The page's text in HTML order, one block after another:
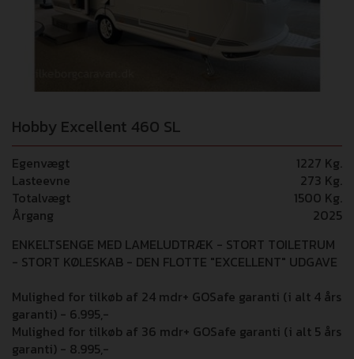
Hobby Excellent 460 SL
Egenvægt
1227 Kg.
Lasteevne
273 Kg.
Totalvægt
1500 Kg.
Årgang
2025
ENKELTSENGE MED LAMELUDTRÆK - STORT TOILETRUM
- STORT KØLESKAB - DEN FLOTTE "EXCELLENT" UDGAVE
Mulighed for tilkøb af 24 mdr+ GOSafe garanti (i alt 4 års
garanti) - 6.995,-
Mulighed for tilkøb af 36 mdr+ GOSafe garanti (i alt 5 års
garanti) - 8.995,-